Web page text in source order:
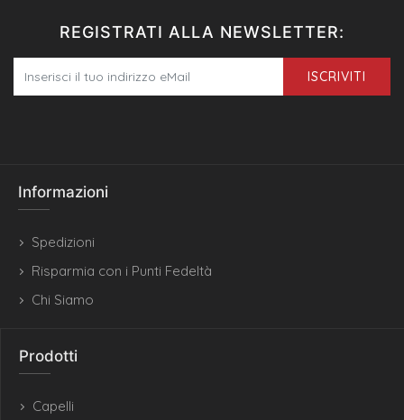
REGISTRATI ALLA NEWSLETTER:
ISCRIVITI
Informazioni
Spedizioni
Risparmia con i Punti Fedeltà
Chi Siamo
Prodotti
Capelli